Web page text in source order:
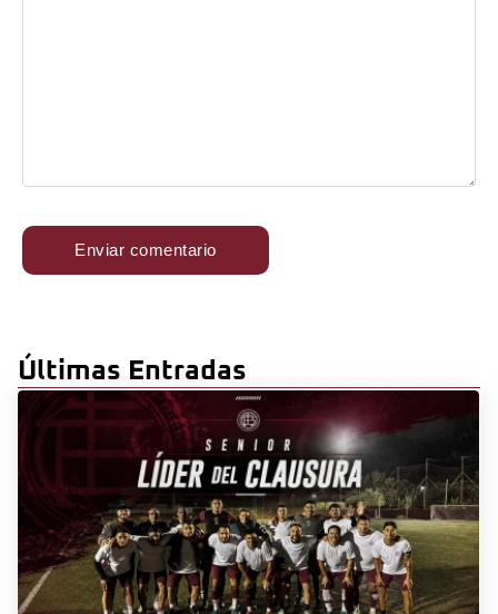
Últimas Entradas